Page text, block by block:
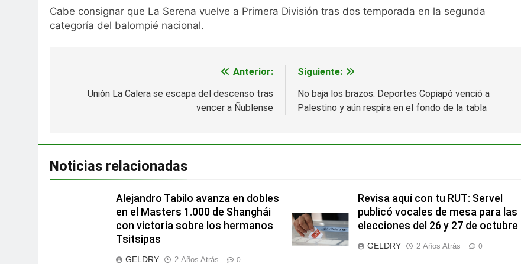
Cabe consignar que La Serena vuelve a Primera División tras dos temporada en la segunda
categoría del balompié nacional.
Anterior:
Unión La Calera se escapa del descenso tras
vencer a Ñublense
Siguiente:
No baja los brazos: Deportes Copiapó venció a
Palestino y aún respira en el fondo de la tabla
Noticias relacionadas
Alejandro Tabilo avanza en dobles
en el Masters 1.000 de Shanghái
con victoria sobre los hermanos
Tsitsipas
GELDRY 2 Años Atrás 0
Revisa aquí con tu RUT: Servel
publicó vocales de mesa para las
elecciones del 26 y 27 de octubre
GELDRY 2 Años Atrás 0